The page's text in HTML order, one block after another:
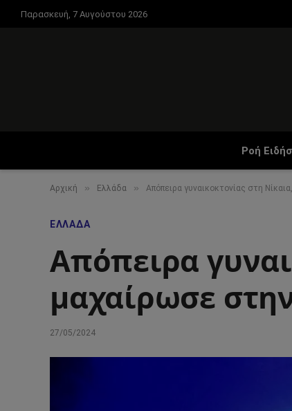
Παρασκευή, 7 Αυγούστου 2026
Ροή
Αρχική » Ελλάδα » Απόπειρα γυναικοκτονίας στη
ΕΛΛΆΔΑ
Απόπειρα
μαχαίρωσε
27/05/2024